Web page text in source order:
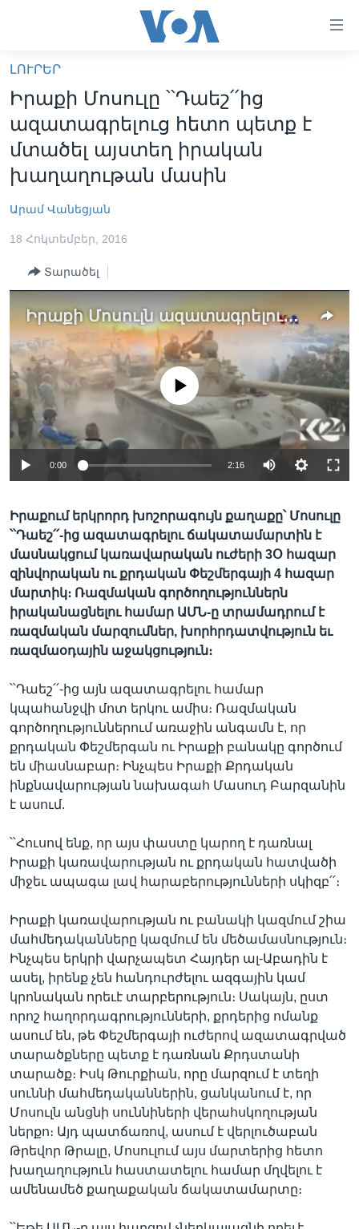
հիմնական
բովանդակությանը
անցնել
հիմնական
բովանդակությանը
հիմնական
ԼՈՒՐԵՐ
ՍՓՅՈՒՌՔ
ՏԵՍԱՆՅՈՒԹԵՐ
ԿԱՊ ՄԵԶ ՀԵՏ
ՀԵՏԵՒԵՔ ՄԵԶ
Լեզուներ
ԼՈՒՐԵՐ
Իրաքի Մոսուլը ՝՝Դաեշ՛՛ից
ազատագրելուց հետո պետք է
մտածել այստեղ իրական
խաղաղութան մասին
Արամ Վանեցյան
18 Հոկտեմբեր, 2016
Տարածել
Իրաքի Մոսուլն ազատագրելուց հետո պետք է մտածել այստեղ իրական խաղաղութան մասին
No media source currently available
0:00 2:16
Իրաքում երկրորդ խոշորագույն քաղաքը՝ Մոսուլը
՝՝Դաեշ՛՛-ից ազատագրելու ճակատամարտին է
մասնակցում կառավարական ուժերի 3Օ հազար
զինվորական ու քրդական Փեշմերգայի 4 հազար
մարտիկ։ Ռազմական գործողություններն
իրականացնելու համար ԱՄՆ-ը տրամադրում է
ռազմական մարզումներ, խորհրդատվություն եւ
ռազմաօդային աջակցություն։
՝՝Դաեշ՛՛-ից այն ազատագրելու համար
կպահանջվի մոտ երկու ամիս։ Ռազմական
գործողություններում առաջին անգամն է, որ
քրդական Փեշմերգան ու Իրաքի բանակը գործում
են միասնաբար։ Ինչպես Իրաքի Քրդական
ինքնավարության նախագահ Մասուդ Բարզանին
է ասում.
՝՝Հուսով ենք, որ այս փաստը կարող է դառնալ
Իրաքի կառավարության ու քրդական հատվածի
միջեւ ապագա լավ հարաբերությունների սկիզբ՛՛։
Իրաքի կառավարության ու բանակի կազմում շիա
մահմեդականները կազմում են մեծամասնություն։
Ինչպես երկրի վարչապետ Հայդեր ալ-Աբադին է
ասել, իրենք չեն հանդուրժելու ազգային կամ
կրոնական որեւէ տարբերություն։ Սակայն, ըստ
որոշ հաղորդագրությունների, քրդերից ոմանք
ասում են, թե Փեշմերգայի ուժերով ազատագրված
տարածքները պետք է դառնան Քրդստանի
տարածք։ Իսկ Թուրքիան, որը մարզում է տեղի
սուննի մահմեդականներին, ցանկանում է, որ
Մոսուլն անցնի սուննիների վերահսկողության
ներքո։ Այդ պատճառով, ասում է վերլուծաբան
Թրեվոր Թրալը, Մոսուլում այս մարտերից հետո
խաղաղություն հաստատելու համար մղվելու է
ամենամեծ քաղաքական ճակատամարտը։